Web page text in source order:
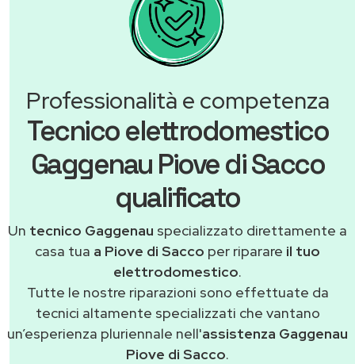
Professionalità e competenza
Tecnico elettrodomestico
Gaggenau Piove di Sacco
qualificato
Un tecnico Gaggenau specializzato direttamente a
casa tua a Piove di Sacco per riparare il tuo
elettrodomestico.
Tutte le nostre riparazioni sono effettuate da
tecnici altamente specializzati che vantano
un’esperienza pluriennale nell'assistenza Gaggenau
Piove di Sacco.